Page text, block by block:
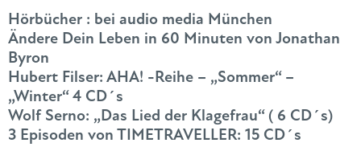
Hörbücher : bei audio media München
Ändere Dein Leben in 60 Minuten von Jonathan
Byron
Hubert Filser: AHA! -Reihe – „Sommer“ –
„Winter“ 4 CD´s
Wolf Serno: „Das Lied der Klagefrau“ ( 6 CD´s)
3 Episoden von TIMETRAVELLER: 15 CD´s